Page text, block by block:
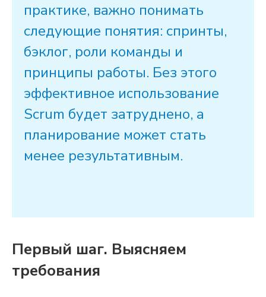
практике, важно понимать
следующие понятия: спринты,
бэклог, роли команды и
принципы работы. Без этого
эффективное использование
Scrum будет затруднено, а
планирование может стать
менее результативным.
Первый шаг. Выясняем
требования